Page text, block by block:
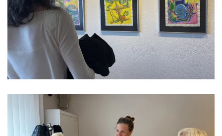
Read more